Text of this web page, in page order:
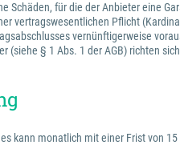
Schäden, für die der Anbieter eine
vertragswesentlichen Pflicht
vernünftigerweise
(siehe § 1 Abs. 1 der AGB) richten
kann monatlich mit einer Frist von